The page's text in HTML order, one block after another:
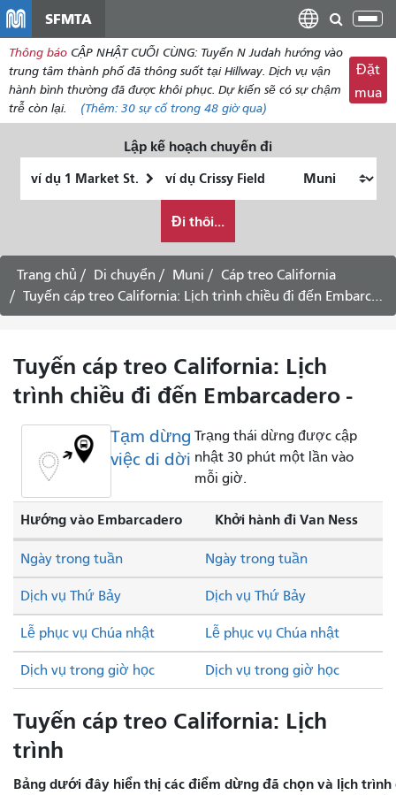
dung
SFMTA
Thông báo CẬP NHẬT CUỐI CÙNG: Tuyến N Judah hướng vào
trung tâm thành phố đã thông suốt tại Hillway. Dịch vụ vận
hành bình thường đã được khôi phục. Dự kiến ​​sẽ có sự chậm
trễ còn lại.
(Thêm: 30 sự cố trong 48 giờ qua)
Đặt
mua
Lập kế hoạch chuyến đi
thúc
muốn
đi
du
lịch
như
nào
Đi thôi...
Trang chủ Di chuyển Muni
Cáp treo California
Tuyến cáp treo California: Lịch trình chiều đi đến Embarcadero -
Tuyến cáp treo California: Lịch
trình chiều đi đến Embarcadero -
Tạm dừng
việc di dời
Trạng thái dừng được cập
nhật 30 phút một lần vào
mỗi giờ.
Hướng vào Embarcadero Khởi hành đi Van Ness
Dịch vụ Thứ Bảy Dịch vụ Thứ Bảy
Lễ phục vụ Chúa nhật Lễ phục vụ Chúa nhật
Ngày trong tuần Ngày trong tuần
Dịch vụ trong giờ học Dịch vụ trong giờ học
Tuyến cáp treo California: Lịch
trình
Bảng dưới đây hiển thị các điểm dừng đã chọn và lịch